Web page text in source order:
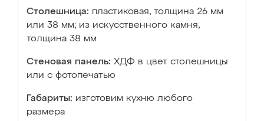
Столешница: пластиковая, толщина 26 мм
или 38 мм; из искусственного камня,
толщина 38 мм
Стеновая панель: ХДФ в цвет столешницы
или с фотопечатью
Габариты: изготовим кухню любого
размера